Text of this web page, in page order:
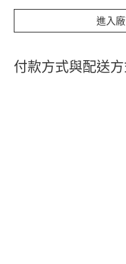
進入
付款方式與配送